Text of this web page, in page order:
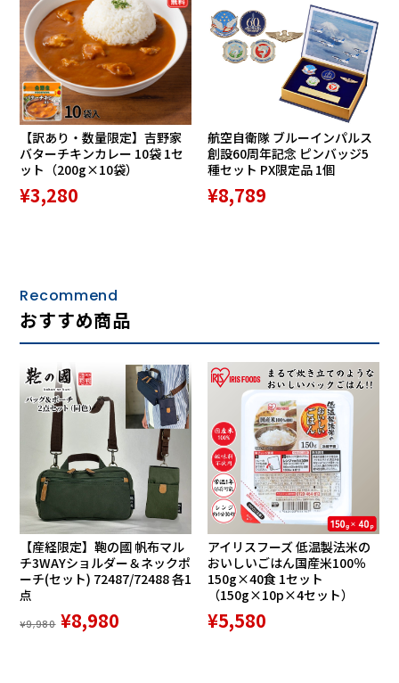
メや定期入れを入れても余裕のサイズです。
内側左右には、長財布もすっぽり入る、大容量内ポケットが
付いています。
お手入簡単。ご家庭の洗濯機で洗える
ご家庭の洗濯機で丸洗いできます。（ネット使用推奨）
長持ちさせるためにも着用後はできるだけ早く洗濯すること
をおすすめします。
※アイロンを使用する場合は、当て布をご使用ください。
熟年世代に合う型、素材から縫製まで日本製にこだわり見え
ないところまで丁寧に仕上げる安心の品質。アパレルメーカ
ー、今村株式会社は、「気に入ったものは長く着続けたい」
「着古して傷んでしまったときはまた同じものを購入した
い」という顧客からの要望に応え、定番アイテムを四季を通
じて提供しています。
「人脈が財産です」。今村株式会社の代表取締役、今村政則
さんは自身の強みをそう語ります。18歳で繊維問屋に丁稚奉
公として入って以来60年。多くの研鑽を積み、紡績やモノ作
りの知識を培ってきました。中でも様々な素材業者、ミシン
屋、工場とのつながりを持てたことが大きな強み。「アイデ
アが浮かんだときに、それをどうやったら作れるのか、どん
【訳あり・数量限定】吉野家
バターチキンカレー 10袋 1セ
ット（200g×10袋）
¥3,280
航空自衛隊 ブルーインパルス
創設60周年記念 ピンバッジ5
種セット PX限定品 1個
¥8,789
Recommend
おすすめ商品
【産経限定】鞄の國 帆布マル
チ3WAYショルダー＆ネックポ
ーチ(セット) 72487/72488 各1
点
¥9,980 ¥8,980
アイリスフーズ 低温製法米の
おいしいごはん国産米100％
150g×40食 1セット
（150g×10p×4セット）
¥5,580